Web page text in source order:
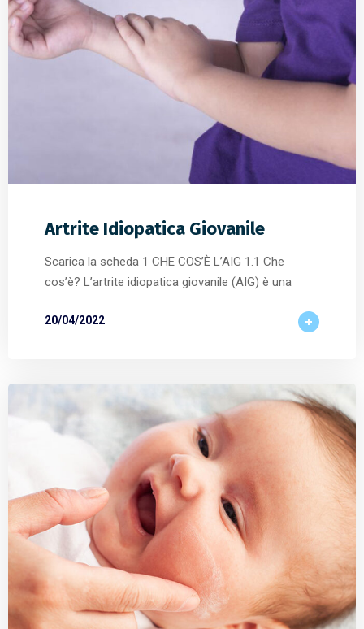
Artrite Idiopatica Giovanile
Scarica la scheda 1 CHE COS’È L’AIG 1.1 Che
cos’è? L’artrite idiopatica giovanile (AIG) è una
20/04/2022